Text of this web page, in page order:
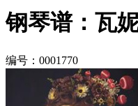
钢琴谱：瓦
编号：0001770